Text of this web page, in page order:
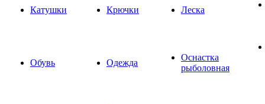
Катушки Крючки Леска
Обувь Одежда
Оснастка
рыболовная